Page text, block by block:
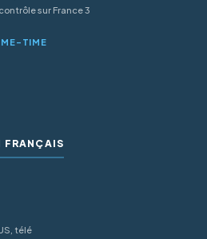
sur France 3
TIME
FRANÇAIS
télé